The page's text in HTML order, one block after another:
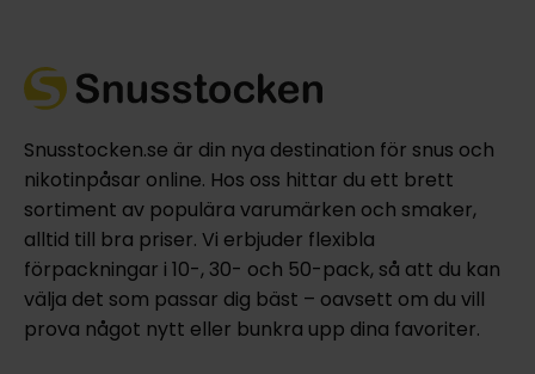
Snusstocken.se är din nya destination för snus och
nikotinpåsar online. Hos oss hittar du ett brett
sortiment av populära varumärken och smaker,
alltid till bra priser. Vi erbjuder flexibla
förpackningar i 10-, 30- och 50-pack, så att du kan
välja det som passar dig bäst – oavsett om du vill
prova något nytt eller bunkra upp dina favoriter.